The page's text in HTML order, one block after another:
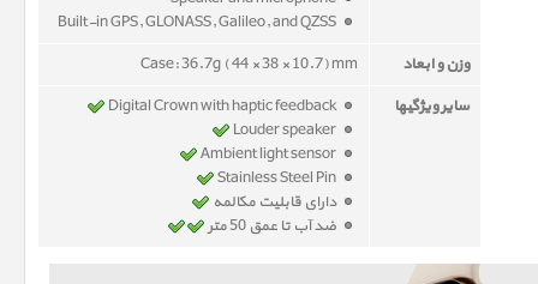
وزن و ابعاد
Case: 36.7g ( 44 × 38 × 10.7) mm
سایر ویژگیها
دارای قابلیت مکالمه
ضد آب تا عمق 50 متر